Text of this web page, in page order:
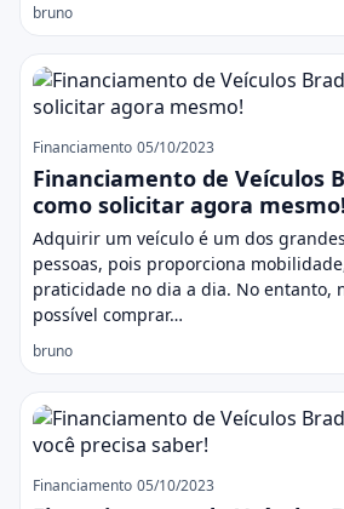
bruno
Financiamento 05/10/2023
Financiamento de Veículos
como solicitar agora mesmo!
Adquirir um veículo é um dos
pessoas, pois proporciona
praticidade no dia a dia. No entanto,
possível comprar…
bruno
Financiamento 05/10/2023